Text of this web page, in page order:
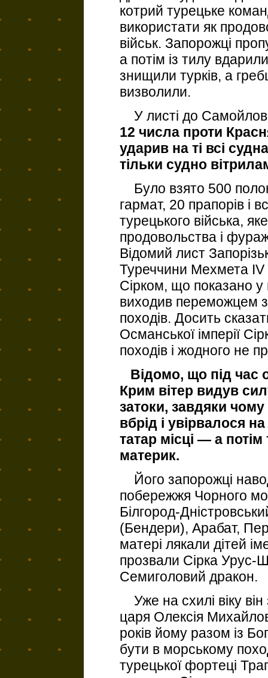
котрий турецьке
використати як
військ. Запорожці
а потім із тилу
знищили турків, а
визволили.
У листі до
12 числа проти
ударив на ті всі
тільки судно
Було взято 500
гармат, 20 прапорів і
турецького війська,
продовольства і
Відомий лист
Туреччини Мехмета IV
Сірком, що показано у
виходив переможцем з
походів. Досить
Османської імперії
походів і жодного не
Відомо, що під час
Крим вітер видув
затоки, завдяки чому
вбрід і увірвалося
татар місці — а
материк.
Його запорожці
побережжя Чорного
Білгород-
(Бендери), Арабат,
матері лякали дітей
прозвали Сірка Урус-
Семиголовий дракон.
Уже на схилі віку він
царя Олексія
років йому разом із
бути в морському
турецької фортеці